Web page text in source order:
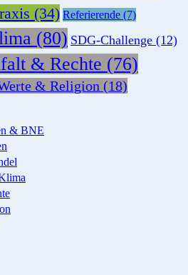
(34) Referierende (7)
(80) SDG-Challenge (12)
& Rechte (76)
& Religion (18)
& BNE